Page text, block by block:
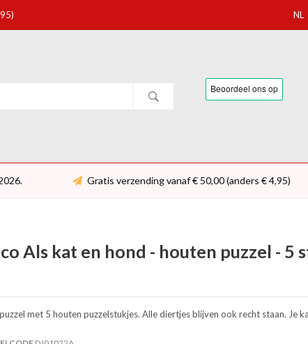
NL
Gratis verzending vanaf € 50,00 (anders € 4,95)
Als kat en hond - houten puzzel - 5
met 5 houten puzzelstukjes. Alle diertjes blijven ook recht staan. Je